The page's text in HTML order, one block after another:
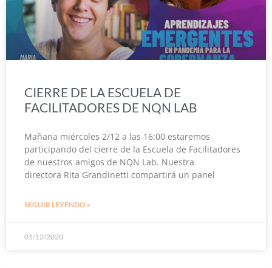
CIERRE DE LA ESCUELA DE
FACILITADORES DE NQN LAB
Mañana miércoles 2/12 a las 16:00 estaremos
participando del cierre de la Escuela de Facilitadores
de nuestros amigos de NQN Lab. Nuestra
directora Rita Grandinetti compartirá un panel
SEGUIR LEYENDO »
01/12/2020